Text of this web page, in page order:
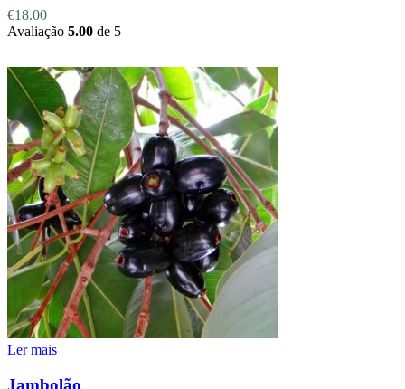
€18.00
Avaliação 5.00 de 5
Ler mais
Jambolão